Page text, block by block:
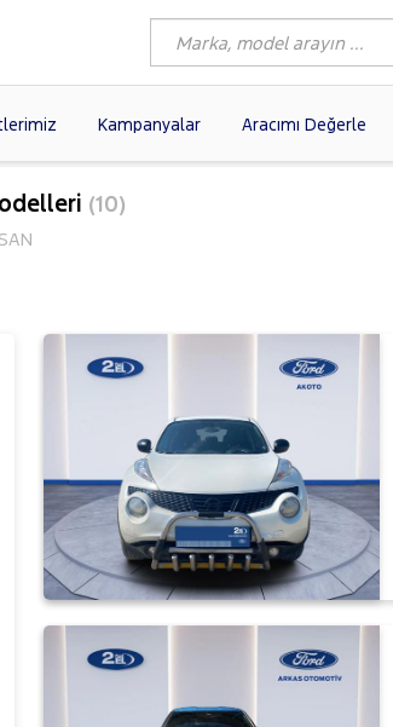
Kampanyalar Aracımı Değerle
FORD(876)
VOLKSWAGEN
NISSAN
(10)